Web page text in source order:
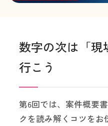
受付時間：平日 9:00〜18:00
数字の次は「現
行こう
第6回では、案件概要
クを読み解くコツをお